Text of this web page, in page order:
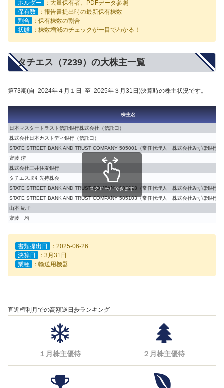
ホルダー
：大量保有者、PDFデータ参照
保有数
：報告書提出時の最新保有株数
割合
：保有株数の割合
状態
：株数増減のチェックが一目でわかる！
タチエス（7239）の大株主一覧
第73期(自 2024年４月１日 至 2025年３月31日)決算時の株主状況です。
株主名
日本マスタートラスト信託銀行株式会社（信託口）
株式会社日本カストディ銀行（信託口）
STATE STREET BANK AND TRUST COMPANY 505001（常任代理人 株式会社みずほ銀行決
齊藤 潔
株式会社三井住友銀行
タチエス取引先持株会
STATE STREET BANK AND TRUST COMPANY 505223（常任代理人 株式会社みずほ銀行決
STATE STREET BANK AND TRUST COMPANY 505103（常任代理人 株式会社みずほ銀行決
山本 紀子
齋藤 均
スクロールできます
書類提出日
：2025-06-26
決算日
：3月31日
業種
：輸送用機器
直近権利月での高額逆日歩ランキング
１月株主優待 ２月株主優待